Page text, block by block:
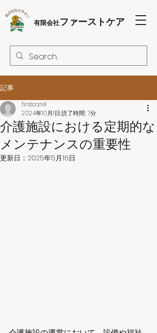
有限会社ファーストケア
記事
介護施設における定期的な
メンテナンスの重要性
firstcare1
2024年10月1日 読了時間: 7分
更新日： 2025年5月16日